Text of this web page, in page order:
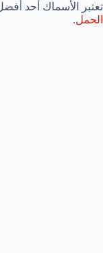
تعتبر الأسماك أحد
الحمل.